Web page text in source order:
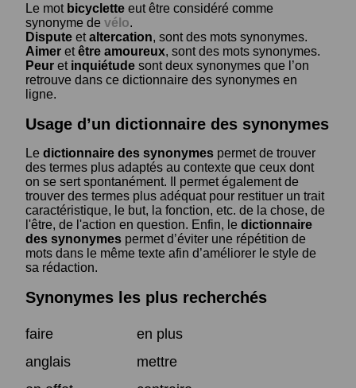
Le mot bicyclette eut être considéré comme
synonyme de vélo.
Dispute etaltercation, sont des mots synonymes.
Aimer etêtre amoureux, sont des mots synonymes.
Peur et inquiétude sont deux synonymes que l’on
retrouve dans ce dictionnaire des synonymes en
ligne.
Usage d’un dictionnaire des synonymes
Le dictionnaire des synonymes permet de trouver
des termes plus adaptés au contexte que ceux dont
on se sert spontanément. Il permet également de
trouver des termes plus adéquat pour restituer un trait
caractéristique, le but, la fonction, etc. de la chose, de
l'être, de l'action en question. Enfin, le dictionnaire
des synonymes permet d’éviter une répétition de
mots dans le même texte afin d’améliorer le style de
sa rédaction.
Synonymes les plus recherchés
faire
en plus
anglais
mettre